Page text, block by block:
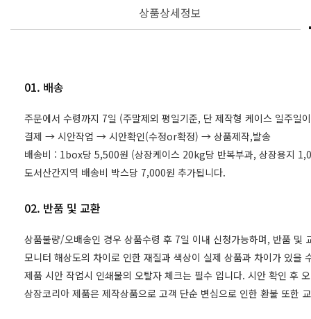
상품상세정보
01. 배송
주문에서 수령까지 7일 (주말제외 평일기준, 단 제작형 케이스 일주일
결제 → 시안작업 → 시안확인(수정or확정) → 상품제작,발송
배송비 : 1box당 5,500원 (상장케이스 20kg당 반복부과, 상장용지
도서산간지역 배송비 박스당 7,000원 추가됩니다.
02. 반품 및 교환
상품불량/오배송인 경우 상품수령 후 7일 이내 신청가능하며, 반품 및
모니터 해상도의 차이로 인한 재질과 색상이 실제 상품과 차이가 있
제품 시안 작업시 인쇄물의 오탈자 체크는 필수 입니다. 시안 확인 후
상장코리아 제품은 제작상품으로 고객 단순 변심으로 인한 환불 또한